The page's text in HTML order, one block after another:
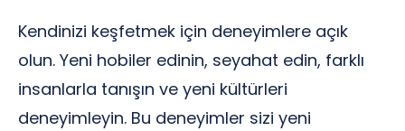
Kendinizi keşfetmek için deneyimlere açık
olun. Yeni hobiler edinin, seyahat edin, farklı
insanlarla tanışın ve yeni kültürleri
deneyimleyin. Bu deneyimler sizi yeni